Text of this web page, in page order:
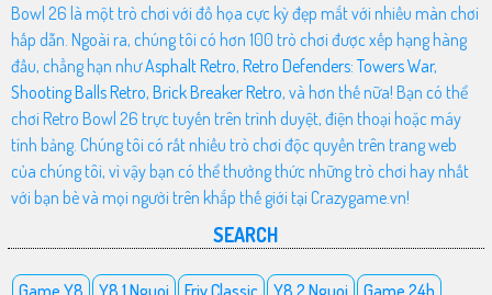
Bowl 26 là một trò chơi với đồ họa cực kỳ đẹp mắt với nhiều màn chơi
hấp dẫn. Ngoài ra, chúng tôi có hơn 100 trò chơi được xếp hạng hàng
đầu, chẳng hạn nhưAsphalt Retro, Retro Defenders: Towers War,
Shooting Balls Retro, Brick Breaker Retro, và hơn thế nữa! Bạn có thể
chơi Retro Bowl 26 trực tuyến trên trình duyệt, điện thoại hoặc máy
tính bảng. Chúng tôi có rất nhiều trò chơi độc quyền trên trang web
của chúng tôi, vì vậy bạn có thể thưởng thức những trò chơi hay nhất
với bạn bè và mọi người trên khắp thế giới tại Crazygame.vn!
SEARCH
Game Y8 Y8 1 Nguoi Friv Classic Y8 2 Nguoi Game 24h